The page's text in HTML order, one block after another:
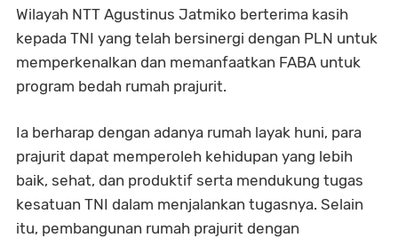
Wilayah NTT Agustinus Jatmiko berterima kasih
kepada TNI yang telah bersinergi dengan PLN untuk
memperkenalkan dan memanfaatkan FABA untuk
program bedah rumah prajurit.
Ia berharap dengan adanya rumah layak huni, para
prajurit dapat memperoleh kehidupan yang lebih
baik, sehat, dan produktif serta mendukung tugas
kesatuan TNI dalam menjalankan tugasnya. Selain
itu, pembangunan rumah prajurit dengan